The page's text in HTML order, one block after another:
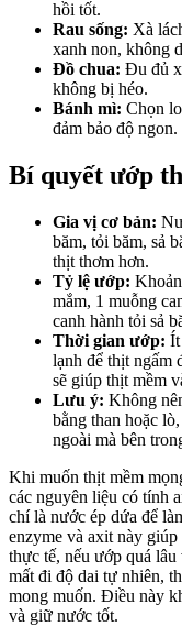
hồi tốt.
Rau sống: Xà
xanh non, không
Đồ chua: Đu đủ
không bị héo.
Bánh mì: Chọn
đảm bảo độ ngon.
Bí quyết ướp
Gia vị cơ bản:
băm, tỏi băm, sả
thịt thơm hơn.
Tỷ lệ ướp:
mắm, 1 muỗng
canh hành tỏi sả
Thời gian ướp: Ít
lạnh để thịt ngấm
sẽ giúp thịt mềm
Lưu ý: Không
bằng than hoặc
ngoài mà bên
Khi muốn thịt mềm
các nguyên liệu có tính
chí là nước ép dứa để
enzyme và axit này
thực tế, nếu ướp quá
mất đi độ dai tự nhiên,
mong muốn. Điều này
và giữ nước tốt.